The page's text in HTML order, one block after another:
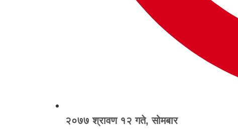
२०७७ श्रावण १२ गते, सोमबार